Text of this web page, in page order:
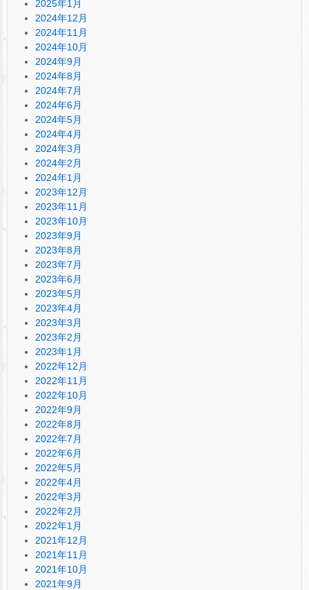
2025年1月
2024年12月
2024年11月
2024年10月
2024年9月
2024年8月
2024年7月
2024年6月
2024年5月
2024年4月
2024年3月
2024年2月
2024年1月
2023年12月
2023年11月
2023年10月
2023年9月
2023年8月
2023年7月
2023年6月
2023年5月
2023年4月
2023年3月
2023年2月
2023年1月
2022年12月
2022年11月
2022年10月
2022年9月
2022年8月
2022年7月
2022年6月
2022年5月
2022年4月
2022年3月
2022年2月
2022年1月
2021年12月
2021年11月
2021年10月
2021年9月